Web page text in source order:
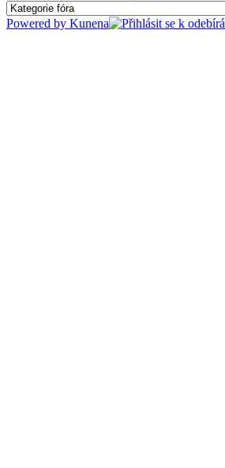
Powered by Kunena